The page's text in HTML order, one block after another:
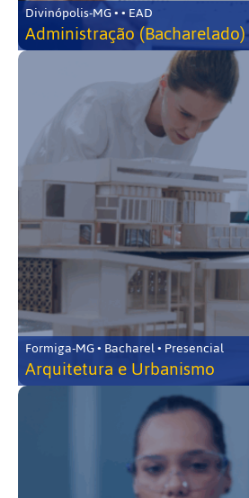
Divinópolis-MG • • EAD
Administração (Bacharelado)
Formiga-MG • Bacharel • Presencial
Arquitetura e Urbanismo